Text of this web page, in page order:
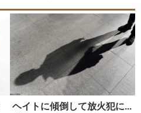
ヘイトに傾倒して放火犯に...